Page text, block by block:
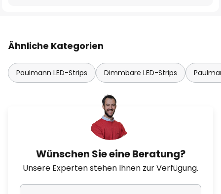
Ähnliche Kategorien
Paulmann LED-Strips Dimmbare LED-Strips
Wünschen Sie eine Beratung?
Unsere Experten stehen Ihnen zur Verfügung.